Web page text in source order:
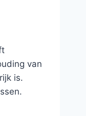
van
is.